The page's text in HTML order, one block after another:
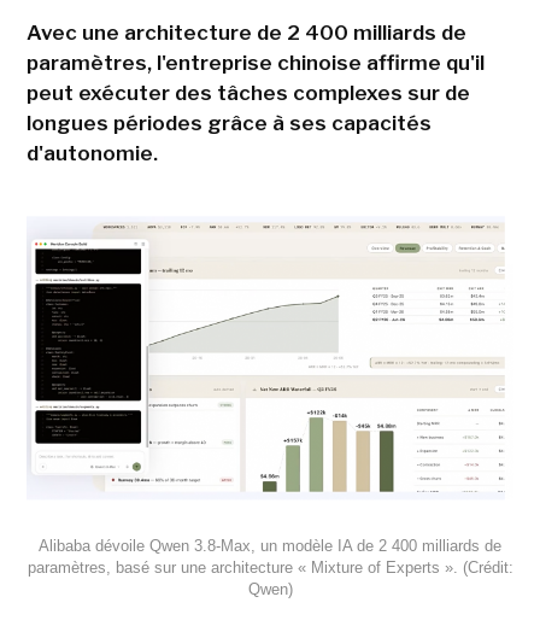
Avec une architecture de 2 400 milliards de
paramètres, l'entreprise chinoise affirme qu'il
peut exécuter des tâches complexes sur de
longues périodes grâce à ses capacités
d'autonomie.
Alibaba dévoile Qwen 3.8-Max, un modèle IA de 2 400 milliards de
paramètres, basé sur une architecture « Mixture of Experts ». (Crédit:
Qwen)